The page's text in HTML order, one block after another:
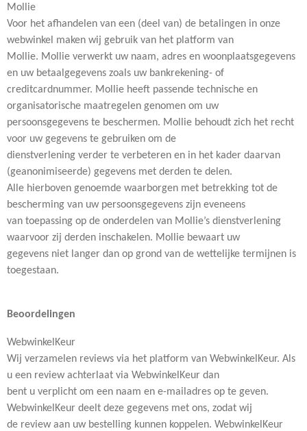
Mollie
Voor het afhandelen van een (deel van) de betalingen in onze
webwinkel maken wij gebruik van het platform van
Mollie. Mollie verwerkt uw naam, adres en woonplaatsgegevens
en uw betaalgegevens zoals uw bankrekening- of
creditcardnummer. Mollie heeft passende technische en
organisatorische maatregelen genomen om uw
persoonsgegevens te beschermen. Mollie behoudt zich het recht
voor uw gegevens te gebruiken om de
dienstverlening verder te verbeteren en in het kader daarvan
(geanonimiseerde) gegevens met derden te delen.
Alle hierboven genoemde waarborgen met betrekking tot de
bescherming van uw persoonsgegevens zijn eveneens
van toepassing op de onderdelen van Mollie’s dienstverlening
waarvoor zij derden inschakelen. Mollie bewaart uw
gegevens niet langer dan op grond van de wettelijke termijnen is
toegestaan.
Beoordelingen
WebwinkelKeur
Wij verzamelen reviews via het platform van WebwinkelKeur. Als
u een review achterlaat via WebwinkelKeur dan
bent u verplicht om een naam en e-mailadres op te geven.
WebwinkelKeur deelt deze gegevens met ons, zodat wij
de review aan uw bestelling kunnen koppelen. WebwinkelKeur